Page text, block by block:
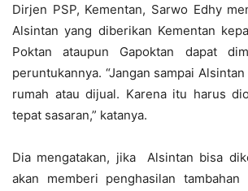
Dirjen PSP, Kementan, Sarwo Edhy
Alsintan yang diberikan Kementan
Poktan ataupun Gapoktan dapat
peruntukannya. “Jangan sampai
rumah atau dijual. Karena itu harus
tepat sasaran,” katanya.
Dia mengatakan, jika Alsintan bisa
akan memberi penghasilan